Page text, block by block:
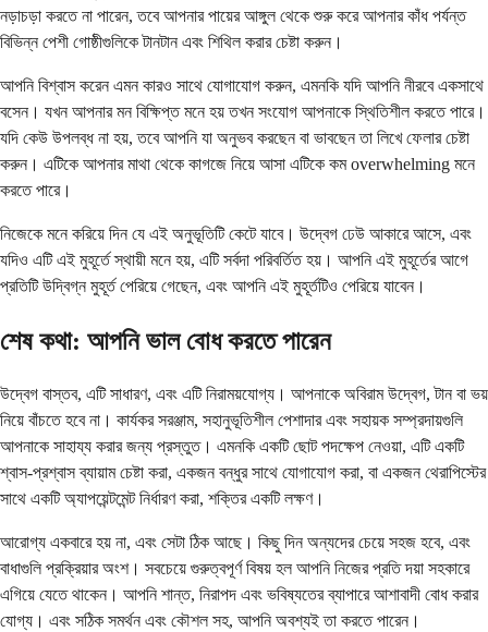
নড়াচড়া করতে না পারেন, তবে আপনার পায়ের আঙ্গুল থেকে শুরু করে আপনার কাঁধ পর্যন্ত
বিভিন্ন পেশী গোষ্ঠীগুলিকে টানটান এবং শিথিল করার চেষ্টা করুন।
আপনি বিশ্বাস করেন এমন কারও সাথে যোগাযোগ করুন, এমনকি যদি আপনি নীরবে একসাথে
বসেন। যখন আপনার মন বিক্ষিপ্ত মনে হয় তখন সংযোগ আপনাকে স্থিতিশীল করতে পারে।
যদি কেউ উপলব্ধ না হয়, তবে আপনি যা অনুভব করছেন বা ভাবছেন তা লিখে ফেলার চেষ্টা
করুন। এটিকে আপনার মাথা থেকে কাগজে নিয়ে আসা এটিকে কম overwhelming মনে
করতে পারে।
নিজেকে মনে করিয়ে দিন যে এই অনুভূতিটি কেটে যাবে। উদ্বেগ ঢেউ আকারে আসে, এবং
যদিও এটি এই মুহূর্তে স্থায়ী মনে হয়, এটি সর্বদা পরিবর্তিত হয়। আপনি এই মুহূর্তের আগে
প্রতিটি উদ্বিগ্ন মুহূর্ত পেরিয়ে গেছেন, এবং আপনি এই মুহূর্তটিও পেরিয়ে যাবেন।
শেষ কথা: আপনি ভাল বোধ করতে পারেন
উদ্বেগ বাস্তব, এটি সাধারণ, এবং এটি নিরাময়যোগ্য। আপনাকে অবিরাম উদ্বেগ, টান বা ভয়
নিয়ে বাঁচতে হবে না। কার্যকর সরঞ্জাম, সহানুভূতিশীল পেশাদার এবং সহায়ক সম্প্রদায়গুলি
আপনাকে সাহায্য করার জন্য প্রস্তুত। এমনকি একটি ছোট পদক্ষেপ নেওয়া, এটি একটি
শ্বাস-প্রশ্বাস ব্যায়াম চেষ্টা করা, একজন বন্ধুর সাথে যোগাযোগ করা, বা একজন থেরাপিস্টের
সাথে একটি অ্যাপয়েন্টমেন্ট নির্ধারণ করা, শক্তির একটি লক্ষণ।
আরোগ্য একবারে হয় না, এবং সেটা ঠিক আছে। কিছু দিন অন্যদের চেয়ে সহজ হবে, এবং
বাধাগুলি প্রক্রিয়ার অংশ। সবচেয়ে গুরুত্বপূর্ণ বিষয় হল আপনি নিজের প্রতি দয়া সহকারে
এগিয়ে যেতে থাকেন। আপনি শান্ত, নিরাপদ এবং ভবিষ্যতের ব্যাপারে আশাবাদী বোধ করার
যোগ্য। এবং সঠিক সমর্থন এবং কৌশল সহ, আপনি অবশ্যই তা করতে পারেন।